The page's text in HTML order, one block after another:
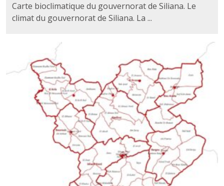
Carte bioclimatique du gouvernorat de Siliana. Le
climat du gouvernorat de Siliana. La ...